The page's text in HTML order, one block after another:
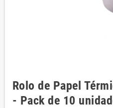
Rolo de Papel
- Pack de 10